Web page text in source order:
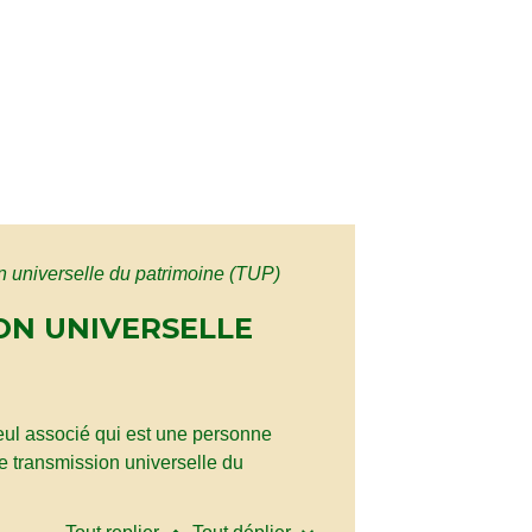
universelle du patrimoine (TUP)
UNIVERSELLE
associé qui est une personne
transmission universelle du